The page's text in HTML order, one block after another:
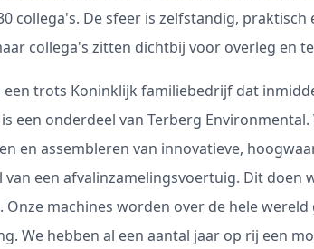
collega's. De sfeer is zelfstandig,
collega's zitten dichtbij voor overleg en
een trots Koninklijk familiebedrijf dat
een onderdeel van Terberg
en assembleren van innovatieve,
van een afvalinzamelingsvoertuig. Dit doen
Onze machines worden over de hele
We hebben al een aantal jaar op rij een